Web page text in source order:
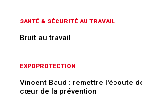
SANTÉ & SÉCURITÉ AU TRAVAIL
Bruit au travail
EXPOPROTECTION
Vincent Baud : remettre l'écoute
cœur de la prévention